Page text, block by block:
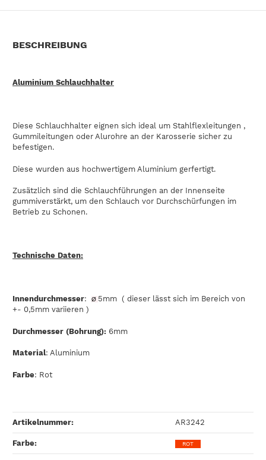
BESCHREIBUNG
Aluminium Schlauchhalter
Diese Schlauchhalter eignen sich ideal um Stahlflexleitungen ,
Gummileitungen oder Alurohre an der Karosserie sicher zu
befestigen.
Diese wurden aus hochwertigem Aluminium gerfertigt.
Zusätzlich sind die Schlauchführungen an der Innenseite
gummiverstärkt, um den Schlauch vor Durchschürfungen im
Betrieb zu Schonen.
Technische Daten:
Innendurchmesser: Ø 5mm ( dieser lässt sich im Bereich von
+- 0,5mm variieren )
Durchmesser (Bohrung): 6mm
Material: Aluminium
Farbe: Rot
Artikelnummer: AR3242
Farbe‍: ROT